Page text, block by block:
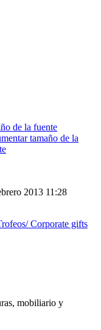
de la fuente
tamaño de la
2013 11:28
Corporate gifts
mobiliario y